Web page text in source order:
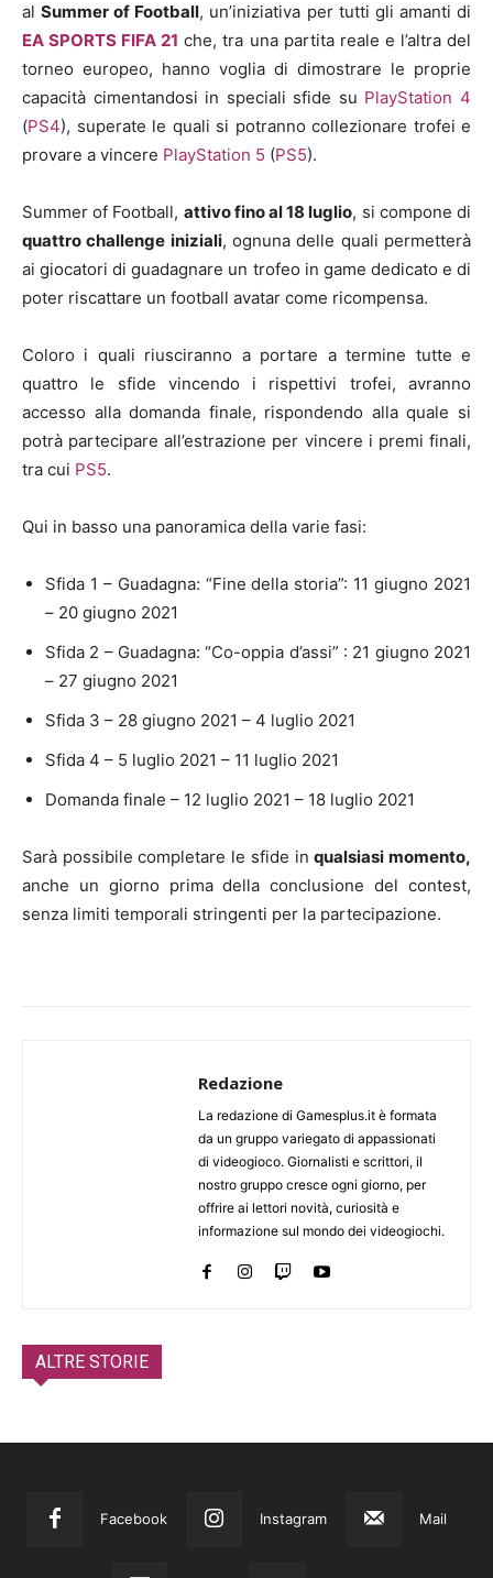
alSummer of Football, un’iniziativa per tutti gli amanti di
EA SPORTS FIFA 21 che, tra una partita reale e l’altra del
torneo europeo, hanno voglia di dimostrare le proprie
capacità cimentandosi in speciali sfide su PlayStation 4
(PS4), superate le quali si potranno collezionare trofei e
provare a vincere PlayStation 5 (PS5).
Summer of Football, attivo fino al 18 luglio, si compone di
quattro challenge iniziali, ognuna delle quali permetterà
ai giocatori di guadagnare un trofeo in game dedicato e di
poter riscattare un football avatar come ricompensa.
Coloro i quali riusciranno a portare a termine tutte e
quattro le sfide vincendo i rispettivi trofei, avranno
accesso alla domanda finale, rispondendo alla quale si
potrà partecipare all’estrazione per vincere i premi finali,
tra cui PS5.
Qui in basso una panoramica della varie fasi:
Sfida 1 – Guadagna: “Fine della storia”: 11 giugno 2021
– 20 giugno 2021
Sfida 2 – Guadagna: “Co-oppia d’assi” : 21 giugno 2021
– 27 giugno 2021
Sfida 3 – 28 giugno 2021 – 4 luglio 2021
Sfida 4 – 5 luglio 2021 – 11 luglio 2021
Domanda finale – 12 luglio 2021 – 18 luglio 2021
Sarà possibile completare le sfide inqualsiasi momento,
anche un giorno prima della conclusione del contest,
senza limiti temporali stringenti per la partecipazione.
Redazione
La redazione di Gamesplus.it è formata
da un gruppo variegato di appassionati
di videogioco. Giornalisti e scrittori, il
nostro gruppo cresce ogni giorno, per
offrire ai lettori novità, curiosità e
informazione sul mondo dei videogiochi.
ALTRE STORIE
Facebook Instagram Mail